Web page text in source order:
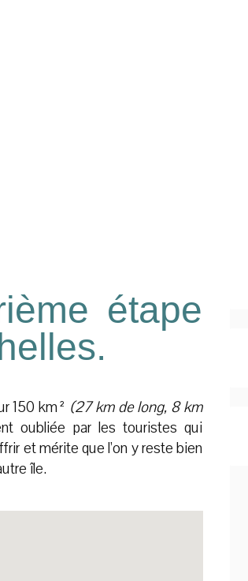
étape
150 km² (27 km de long, 8 km
oubliée par les touristes qui
et mérite que l’on y reste bien
île.